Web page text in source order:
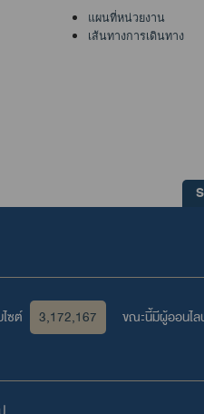
แผนที่หน่วยงาน
เส้นทางการเดินทาง
ไซต์ 3,172,167 ขณะนี้มีผู้ออนไ